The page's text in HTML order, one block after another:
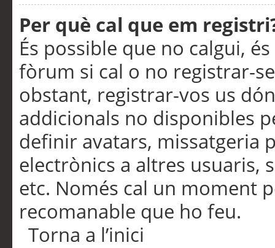
Per què cal que em
És possible que no calgui,
fòrum si cal o no registrar-
obstant, registrar-vos us
addicionals no disponibles
definir avatars, missatgeria
electrònics a altres usuaris,
etc. Només cal un moment
recomanable que ho feu.
Torna a l’inici